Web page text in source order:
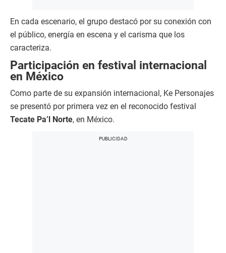
En cada escenario, el grupo destacó por su conexión con
el público, energía en escena y el carisma que los
caracteriza.
Participación en festival internacional
en México
Como parte de su expansión internacional, Ke Personajes
se presentó por primera vez en el reconocido festival
Tecate Pa’l Norte, en México.